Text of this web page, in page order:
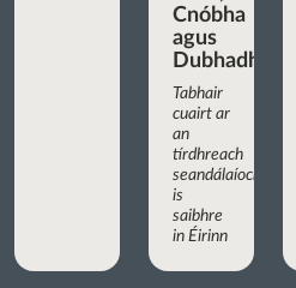
Cnóbha
agus
Dubhadh
Tabhair
cuairt ar
an
tírdhreach
seandálaíochta
is
saibhre
in Éirinn